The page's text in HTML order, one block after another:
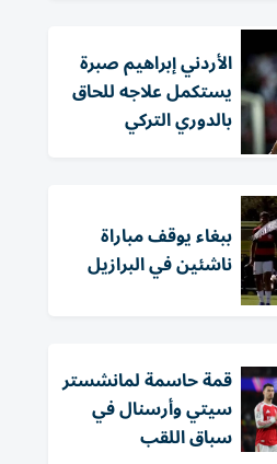
الأردني إبراهيم صبرة
يستكمل علاجه للحاق
بالدوري التركي
ببغاء يوقف مباراة
ناشئين في البرازيل
قمة حاسمة لمانشستر
سيتي وأرسنال في
سباق اللقب